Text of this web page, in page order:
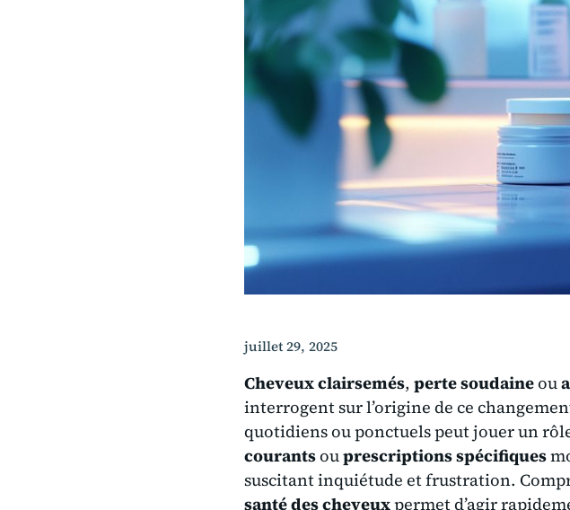
juillet 29, 2025
Cheveux clairsemés, perte soudaineou
interrogent sur l’origine de ce
quotidiens ou ponctuels peut jouer un
courantsouprescriptions spécifiques
suscitant inquiétude et frustration.
santé des cheveuxpermet d’agir